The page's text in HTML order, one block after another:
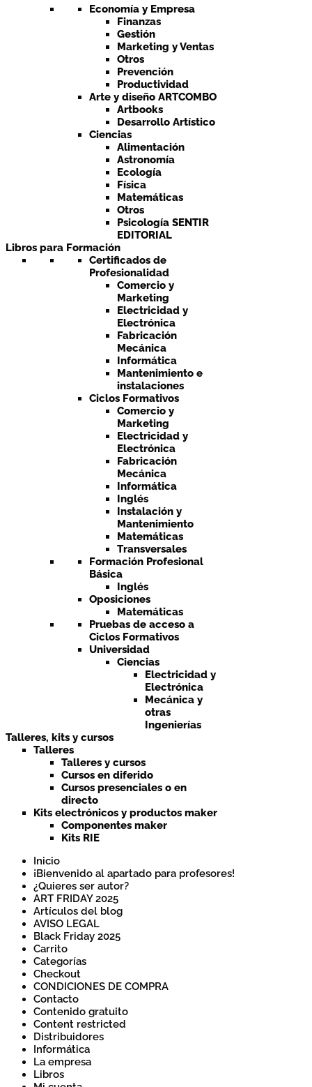
Economía y Empresa
Finanzas
Gestión
Marketing y Ventas
Otros
Prevención
Productividad
Arte y diseño ARTCOMBO
Artbooks
Desarrollo Artístico
Ciencias
Alimentación
Astronomía
Ecología
Física
Matemáticas
Otros
Psicología SENTIR
EDITORIAL
Libros para Formación
Certificados de
Profesionalidad
Comercio y
Marketing
Electricidad y
Electrónica
Fabricación
Mecánica
Informática
Mantenimiento e
instalaciones
Ciclos Formativos
Comercio y
Marketing
Electricidad y
Electrónica
Fabricación
Mecánica
Informática
Inglés
Instalación y
Mantenimiento
Matemáticas
Transversales
Formación Profesional
Básica
Inglés
Oposiciones
Matemáticas
Pruebas de acceso a
Ciclos Formativos
Universidad
Ciencias
Electricidad y
Electrónica
Mecánica y
otras
Ingenierías
Talleres, kits y cursos
Talleres
Talleres y cursos
Cursos en diferido
Cursos presenciales o en
directo
Kits electrónicos y productos maker
Componentes maker
Kits RIE
Inicio
¡Bienvenido al apartado para profesores!
¿Quieres ser autor?
ART FRIDAY 2025
Artículos del blog
AVISO LEGAL
Black Friday 2025
Carrito
Categorías
Checkout
CONDICIONES DE COMPRA
Contacto
Contenido gratuito
Content restricted
Distribuidores
Informática
La empresa
Libros